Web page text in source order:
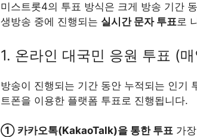
미스트롯4의 투표 방식은 크게 방송 기간
생방송 중에 진행되는 실시간 문자 투표로
1. 온라인 대국민 응원 투표 (
방송이 진행되는 기간 동안 누적되는 인기
트폰을 이용한 플랫폼 투표로 진행됩니다.
① 카카오톡(KakaoTalk)을 통한 투표 가